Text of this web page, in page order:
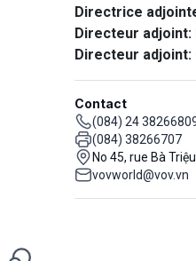
Directrice
Directeur adjoint:
Directeur adjoint:
Contact
(084) 24
(084) 38266707
No 45, rue Bà
vovworld@vov.vn